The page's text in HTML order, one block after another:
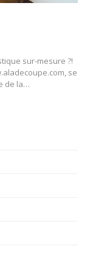
sur-mesure ?!
se
de la…